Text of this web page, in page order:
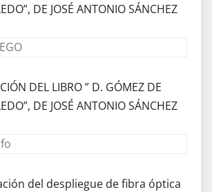
DE JOSÉ ANTONIO SÁNCHEZ
DEL LIBRO ” D. GÓMEZ DE
DE JOSÉ ANTONIO SÁNCHEZ
del despliegue de fibra óptica